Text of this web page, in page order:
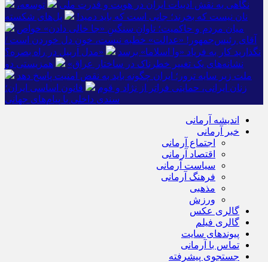
نگاهی به نقش ادبیات ایران در هویت و قدرت ملی
توسعه،
نان نیست که بخرند؛ جانی است که باید دمید!
پل‌های شکسته
میان مردم و حاکمیت؛ تاوانِ سنگینِ «جا خالی دادن» خواص
آقای رئیس‌جمهور! «عدالت» خطبه نیست، خونِ دل خوردن است /
نگذارید کار به فریاد «وا اسلاما» برسد
«مدل اربیل در راه بصره؟
نشانه‌های یک تغییر خطرناک در ساختار عراق»
همزیستی دو
ملت زیر سایه ترور؛ ایران چگونه باید به نقض امنیت پاسخ دهد
زنان ایرانی، حمایتی فراتر از نژاد و قوم
قانون اساسی ایران؛
سندی داخلی با پیام‌های جهانی
اندیشه آرمانی
خبر آرمانی
اجتماع آرمانی
اقتصاد آرمانی
سیاست آرمانی
فرهنگ آرمانی
مذهبی
ورزش
گالری عکس
گالری فیلم
پیوندهای سایت
تماس با آرمانی
جستجوی پیشرفته